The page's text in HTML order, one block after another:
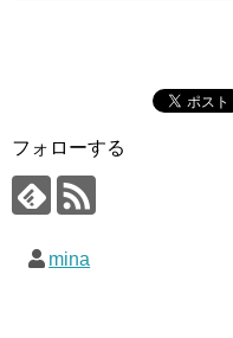
フォローする
mina